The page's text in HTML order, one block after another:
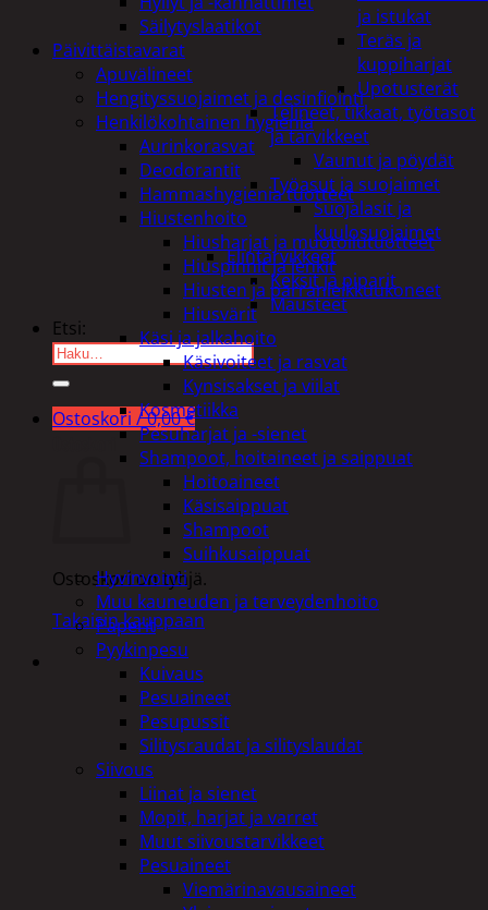
ja istukat
Teräs ja
kuppiharjat
Upotusterät
Telineet, tikkaat, työtasot
ja tarvikkeet
Vaunut ja pöydät
Työasut ja suojaimet
Suojalasit ja
kuulosuojaimet
Elintarvikkeet
Keksit ja piparit
Mausteet
Etsi:
Ostoskori /0,00€
Ostoskori on tyhjä.
Takaisin kauppaan
Säilytyslaatikot
Päivittäistavarat
Apuvälineet
Hengityssuojaimet ja desinfiointi
Henkilökohtainen hygienia
Aurinkorasvat
Deodorantit
Hammashygienia tuotteet
Hiustenhoito
Hiusharjat ja muotoilutuotteet
Hiuspinnit ja lenkit
Hiusten ja parranleikkuukoneet
Hiusvärit
Käsi ja jalkahoito
Käsivoiteet ja rasvat
Kynsisakset ja viilat
Kosmetiikka
Pesuharjat ja -sienet
Shampoot, hoitaineet ja saippuat
Hoitoaineet
Käsisaippuat
Shampoot
Suihkusaippuat
Hyvinvointi
Muu kauneuden ja terveydenhoito
Paperit
Pyykinpesu
Kuivaus
Pesuaineet
Pesupussit
Silitysraudat ja silityslaudat
Siivous
Liinat ja sienet
Mopit, harjat ja varret
Muut siivoustarvikkeet
Pesuaineet
Viemärinavausaineet